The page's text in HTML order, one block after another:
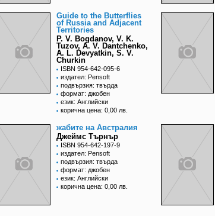
Guide to the Butterflies
of Russia and Adjacent
Territories
P. V. Bogdanov, V. K.
Tuzov, A. V. Dantchenko,
A. L. Devyatkin, S. V.
Churkin
ISBN 954-642-095-6
издател: Pensoft
подвързия: твърда
формат: джобен
език: Английски
корична цена: 0,00 лв.
жабите на Австралия
Джеймс Търнър
ISBN 954-642-197-9
издател: Pensoft
подвързия: твърда
формат: джобен
език: Английски
корична цена: 0,00 лв.